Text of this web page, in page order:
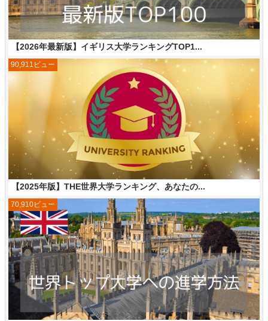
【2026年最新版】イギリス大学ランキングTOP1...
【2025年版】THE世界大学ランキング、あなたの...
90,911ビュー
70,910ビュー